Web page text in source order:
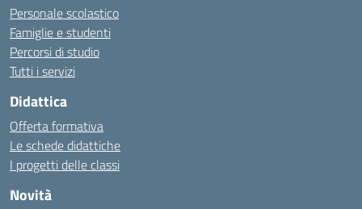
Personale scolastico
Famiglie e studenti
Percorsi di studio
Tutti i servizi
Didattica
Offerta formativa
Le schede didattiche
I progetti delle classi
Novità